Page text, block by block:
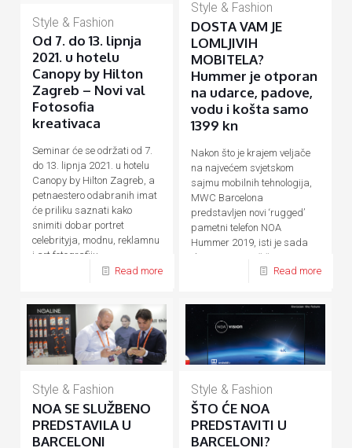
Style & Fashion
Od 7. do 13. lipnja
2021. u hotelu
Canopy by Hilton
Zagreb – Novi val
Fotosofia
kreativaca
Seminar će se održati od 7.
do 13. lipnja 2021. u hotelu
Canopy by Hilton Zagreb, a
petnaestero odabranih imat
će priliku saznati kako
snimiti dobar portret
celebrityja, modnu, reklamnu
i art fotografiju.
Read more
Style & Fashion
DOSTA VAM JE
LOMLJIVIH
MOBITELA?
Hummer je otporan
na udarce, padove,
vodu i košta samo
1399 kn
Nakon što je krajem veljače
na najvećem svjetskom
sajmu mobilnih tehnologija,
MWC Barcelona
predstavljen novi ‘rugged’
pametni telefon NOA
Hummer 2019, isti je sada
dostupan na tržištu. Za sve
Read more
Style & Fashion
NOA SE SLUŽBENO
PREDSTAVILA U
BARCELONI
Style & Fashion
ŠTO ĆE NOA
PREDSTAVITI U
BARCELONI?